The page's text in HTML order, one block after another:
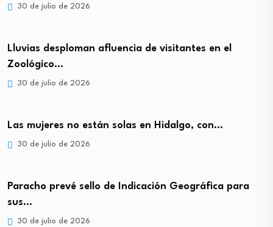
30 de julio de 2026
Lluvias desploman afluencia de visitantes en el
Zoológico…
30 de julio de 2026
Las mujeres no están solas en Hidalgo, con…
30 de julio de 2026
Paracho prevé sello de Indicación Geográfica para
sus…
30 de julio de 2026